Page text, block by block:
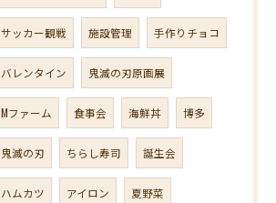
サッカー観戦 施設管理 手作りチョコ
バレンタイン 鬼滅の刃原画展
Mファーム 食事会 海鮮丼 博多
鬼滅の刃 ちらし寿司 誕生会
ハムカツ アイロン 夏野菜